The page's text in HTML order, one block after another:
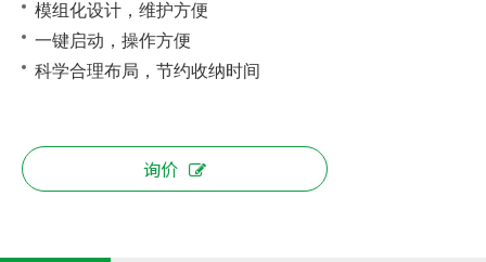
模组化设计，维护方便
一键启动，操作方便
科学合理布局，节约收纳时间
询价